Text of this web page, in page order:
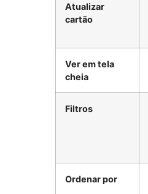
Atualizar
cartão
Ver em tela
cheia
Filtros
Ordenar por